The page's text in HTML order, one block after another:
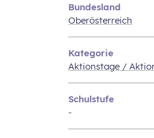
Bundesland
Oberösterreich
Kategorie
Aktionstage /
Schulstufe
-